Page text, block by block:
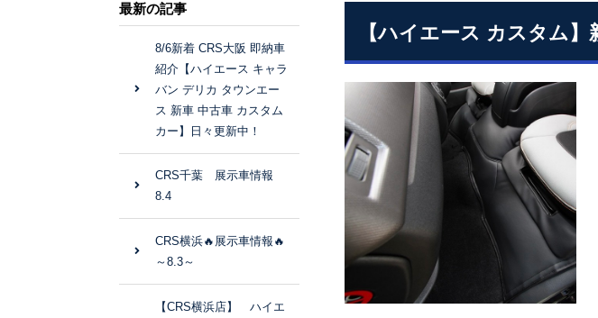
【ハイエース カスタム
最新の記事
8/6新着 CRS大阪 即納車
紹介【ハイエース キャラ
バン デリカ タウンエー
ス 新車 中古車 カスタム
カー】日々更新中！
CRS千葉 展示車情報
8.4
CRS横浜🔥展示車情報🔥
～8.3～
【CRS横浜店】 ハイエ